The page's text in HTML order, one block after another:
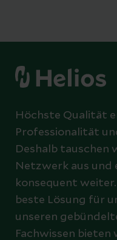
Höchste Qualität
Professionalität
Deshalb tauschen
Netzwerk aus und
konsequent
beste Lösung für
unseren
Fachwissen